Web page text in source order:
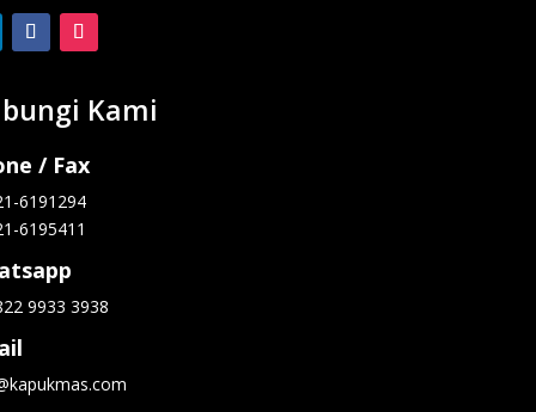
Kami
/ Fax
6191294
6195411
9933 3938